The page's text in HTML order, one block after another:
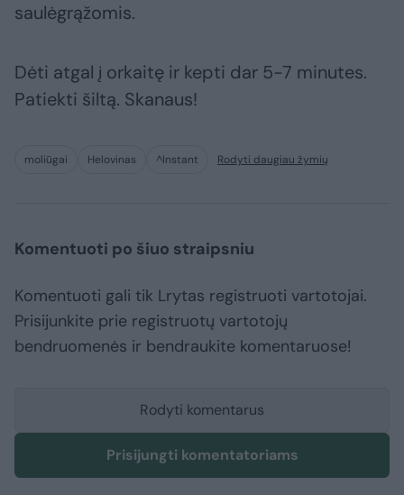
saulėgrąžomis.
Dėti atgal į orkaitę ir kepti dar 5-7 minutes.
Patiekti šiltą. Skanaus!
moliūgai Helovinas ^Instant Rodyti daugiau žymių
Komentuoti po šiuo straipsniu
Komentuoti gali tik Lrytas registruoti vartotojai.
Prisijunkite prie registruotų vartotojų
bendruomenės ir bendraukite komentaruose!
Rodyti komentarus
Prisijungti komentatoriams